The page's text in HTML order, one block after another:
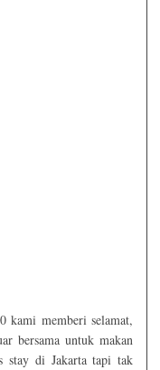
kami memberi selamat,
bersama untuk makan
stay di Jakarta tapi tak